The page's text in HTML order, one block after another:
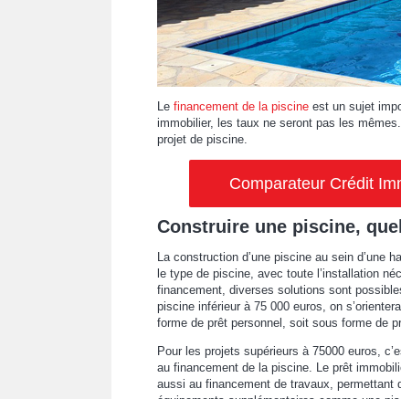
Le financement de la piscine est un sujet
immobilier, les taux ne seront pas les
projet de piscine.
Comparateur Crédit
Construire une piscine,
La construction d’une piscine au sein d’une
le type de piscine, avec toute l’installation
financement, diverses solutions sont
piscine inférieur à 75 000 euros, on
forme de prêt personnel, soit sous forme de
Pour les projets supérieurs à 75000 euros,
au financement de la piscine. Le prêt
aussi au financement de travaux, permettant